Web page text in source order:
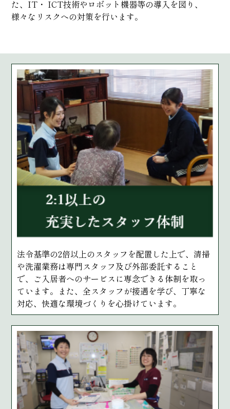
た、IT・ ICT技術やロボット機器等の導入を図り、
様々なリスクへの対策を行います。
法令基準の2倍以上のスタッフを配置した上で、清掃
や洗濯業務は専門スタッフ及び外部委託すること
で、ご入居者へのサービスに専念できる体制を取っ
ています。また、全スタッフが接遇を学び、丁寧な
対応、快適な環境づくりを心掛けています。